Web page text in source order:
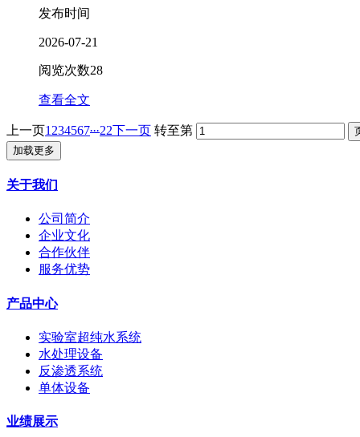
发布时间
2026-07-21
阅览次数28
查看全文
上一页1 234567...22下一页 转至第
加载更多
关于我们
公司简介
企业文化
合作伙伴
服务优势
产品中心
实验室超纯水系统
水处理设备
反渗透系统
单体设备
业绩展示